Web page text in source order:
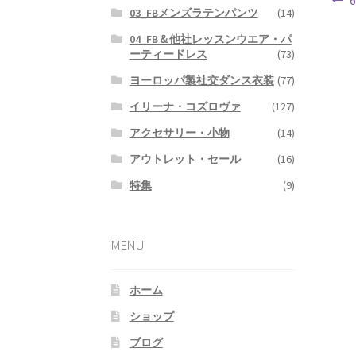
03_FBメンズラテンパンツ
(14)
04_FB＆他社レッスンウエア・パ
ーティードレス
(73)
ヨーロッパ製社交ダンス衣装 (77)
イリーナ・コズロヴァ
(127)
アクセサリー・小物
(14)
アウトレット・セール
(16)
特集
(9)
MENU
ホーム
ショップ
ブログ